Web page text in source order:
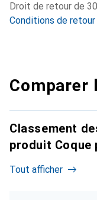
Droit de retour de
Conditions de retour
Comparer
Classement
produit Coque
Tout afficher